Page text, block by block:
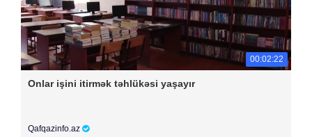
00:02:22
Onlar işini itirmək təhlükəsi yaşayır
Qafqazinfo.az